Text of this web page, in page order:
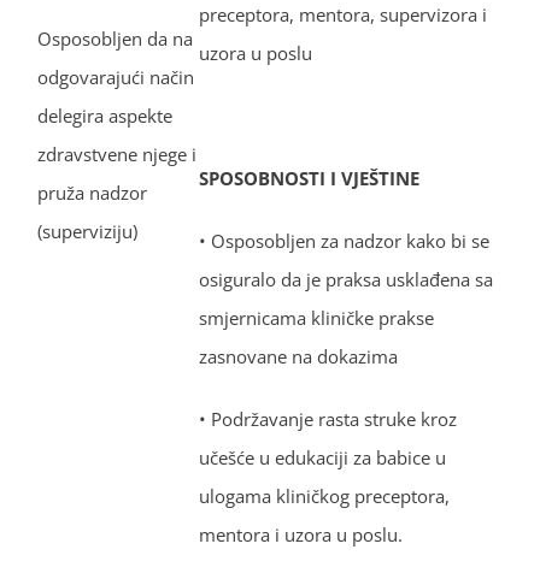
Osposobljen da na
odgovarajući način
delegira aspekte
zdravstvene njege i
pruža nadzor
(superviziju)
preceptora, mentora, supervizora i
uzora u poslu
SPOSOBNOSTI I VJEŠTINE
• Osposobljen za nadzor kako bi se
osiguralo da je praksa usklađena sa
smjernicama kliničke prakse
zasnovane na dokazima
• Podržavanje rasta struke kroz
učešće u edukaciji za babice u
ulogama kliničkog preceptora,
mentora i uzora u poslu.